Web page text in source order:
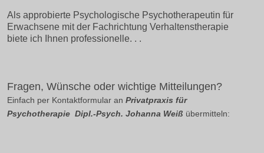
Als approbierte Psychologische Psychotherapeutin für
Erwachsene mit der Fachrichtung Verhaltenstherapie
biete ich Ihnen professionelle. . .
Fragen, Wünsche oder wichtige Mitteilungen?
Einfach per Kontaktformular an Privatpraxis für
Psychotherapie  Dipl.-Psych. Johanna Weiß übermitteln: